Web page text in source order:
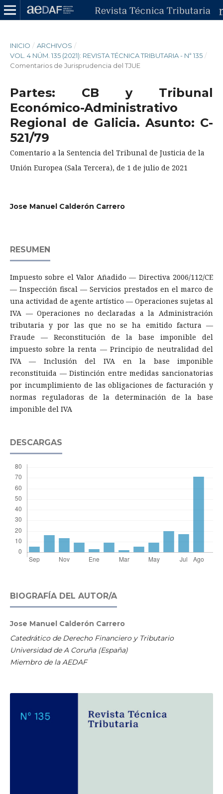
INICIO / ARCHIVOS /
VOL. 4 NÚM. 135 (2021): REVISTA TÉCNICA TRIBUTARIA - Nª 135 /
Comentarios de Jurisprudencia del TJUE
Partes: CB y Tribunal
Económico-Administrativo
Regional de Galicia. Asunto: C-
521/79
Comentario a la Sentencia del Tribunal de Justicia de la
Unión Europea (Sala Tercera), de 1 de julio de 2021
Jose Manuel Calderón Carrero
RESUMEN
Impuesto sobre el Valor Añadido — Directiva 2006/112/CE
— Inspección fiscal — Servicios prestados en el marco de
una actividad de agente artístico — Operaciones sujetas al
IVA — Operaciones no declaradas a la Administración
tributaria y por las que no se ha emitido factura —
Fraude — Reconstitución de la base imponible del
impuesto sobre la renta — Principio de neutralidad del
IVA — Inclusión del IVA en la base imponible
reconstituida — Distinción entre medidas sancionatorias
por incumplimiento de las obligaciones de facturación y
normas reguladoras de la determinación de la base
imponible del IVA
DESCARGAS
BIOGRAFÍA DEL AUTOR/A
Jose Manuel Calderón Carrero
Catedrático de Derecho Financiero y Tributario
Universidad de A Coruña (España)
Miembro de la AEDAF